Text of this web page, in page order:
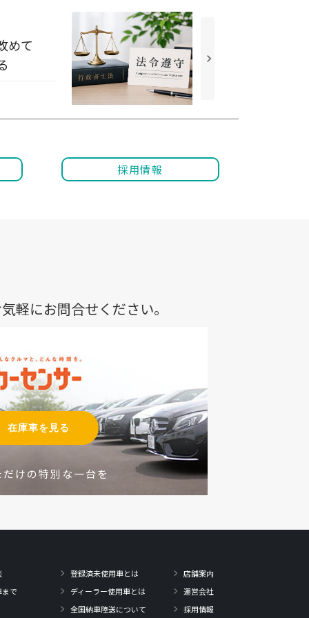
keyboard_arrow_right
めて
採用情報
軽にお問合せください。
在庫車を見る
けの特別な一台を
で
登録済未使用車とは
ディーラー使用車とは
全国納車陸送について
店舗案内
運営会社
採用情報